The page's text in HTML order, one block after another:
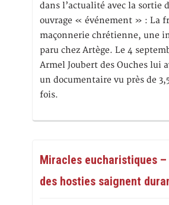
dans l’actualité avec la sortie
ouvrage « événement » : La
maçonnerie chrétienne, une
paru chez Artège. Le 4
Armel Joubert des Ouches lui
un documentaire vu près de
fois.
Miracles eucharistiques –
des hosties saignent